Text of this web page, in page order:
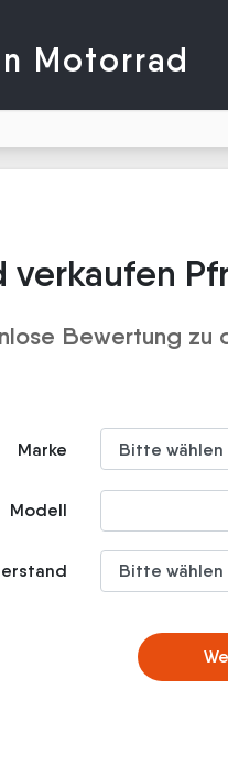
Motorrad
verkaufen
Bewertung zu
Marke
Modell